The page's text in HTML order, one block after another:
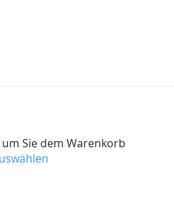
Sie dem Warenkorb